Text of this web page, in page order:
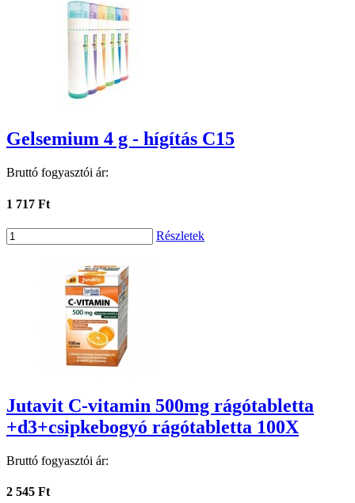
Gelsemium 4 g - hígítás C15
Bruttó fogyasztói ár:
1 717 Ft
Részletek
Jutavit C-vitamin 500mg rágótabletta
+d3+csipkebogyó rágótabletta 100X
Bruttó fogyasztói ár:
2 545 Ft